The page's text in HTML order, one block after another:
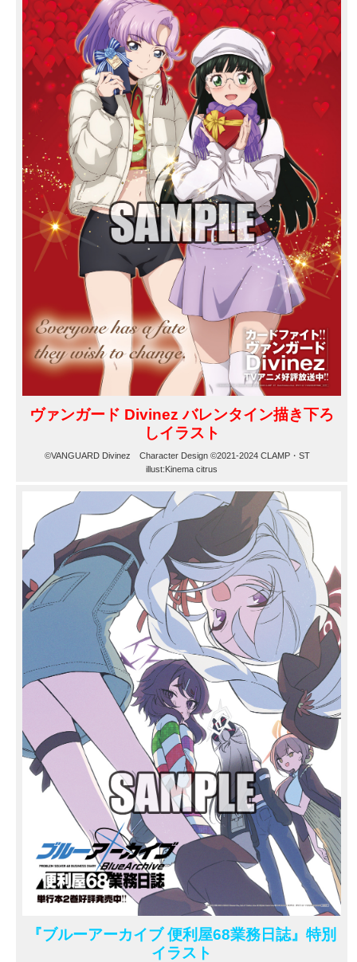
ヴァンガード Divinez バレンタイン描き下ろ
しイラスト
©VANGUARD Divinez Character Design ©2021-2024 CLAMP・ST
illust:Kinema citrus
『ブルーアーカイブ 便利屋68業務日誌』特別
イラスト